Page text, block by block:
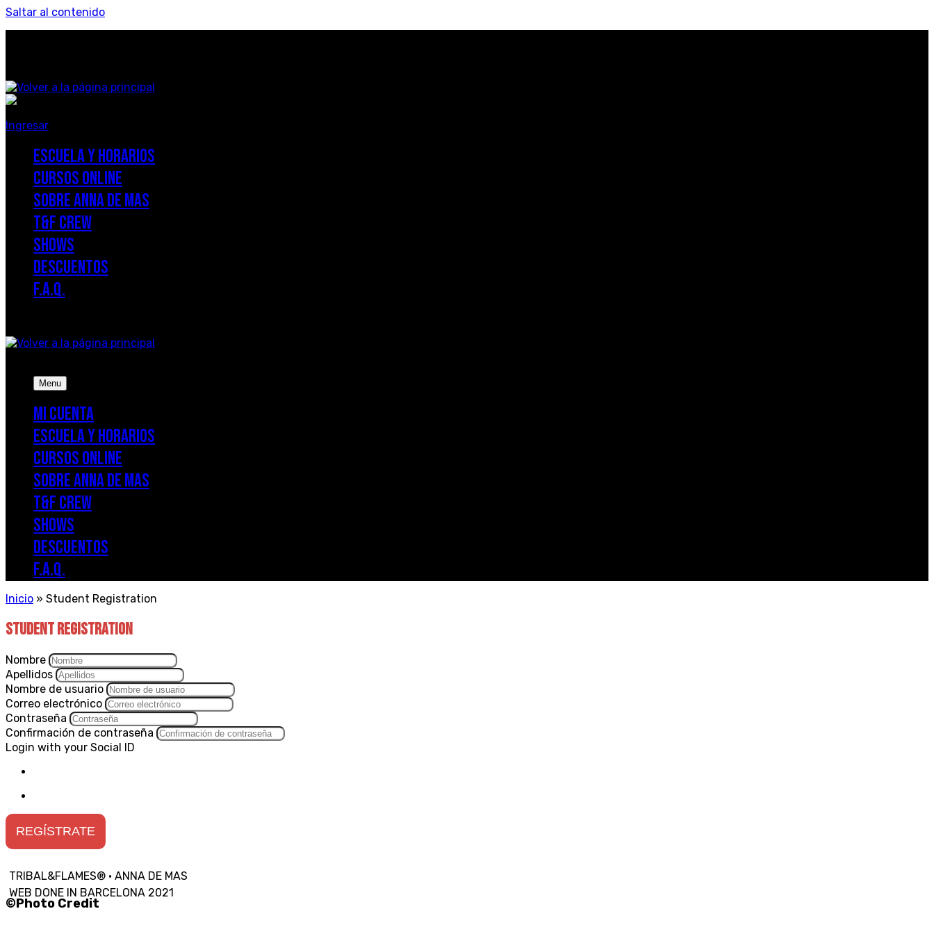
Saltar al contenido
Ingresar
ESCUELA Y HORARIOS
CURSOS ONLINE
SOBRE ANNA DE MAS
T&F CREW
SHOWS
DESCUENTOS
F.A.Q.
Menu
MI CUENTA
ESCUELA Y HORARIOS
CURSOS ONLINE
SOBRE ANNA DE MAS
T&F CREW
SHOWS
DESCUENTOS
F.A.Q.
Inicio » Student Registration
Student Registration
Nombre
Apellidos
Nombre de usuario
Correo electrónico
Contraseña
Confirmación de contraseña
Login with your Social ID
REGÍSTRATE
TRIBAL&FLAMES® · ANNA DE MAS
WEB DONE IN BARCELONA 2021
©Photo Credit